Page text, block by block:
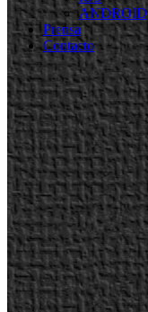
ANDROID
Prensa
Contacto